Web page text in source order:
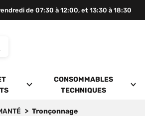
de 07:30 à 12:00, et 13:30 à 18:30
CONSOMMABLES
TECHNIQUES
Tronçonnage